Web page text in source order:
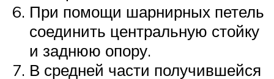
При помощи шарнирных петель
соединить центральную стойку
и заднюю опору.
В средней части получившейся